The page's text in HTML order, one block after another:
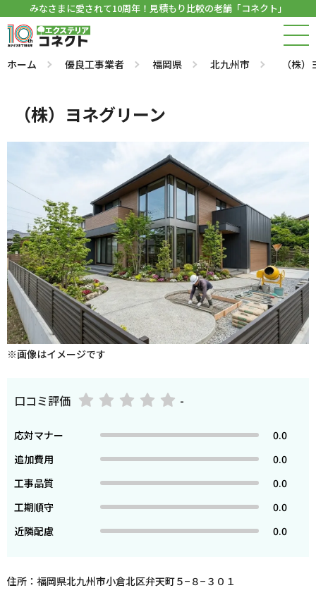
みなさまに愛されて10周年！見積もり比較の老舗「コネクト」
ホーム 優良工事業者 福岡県 北九州市 （株
（株）ヨネグリーン
※画像はイメージです
口コミ評価 -
応対マナー
0.0
追加費用
0.0
工事品質
0.0
工期順守
0.0
近隣配慮
0.0
住所：福岡県北九州市小倉北区弁天町５−８−３０１